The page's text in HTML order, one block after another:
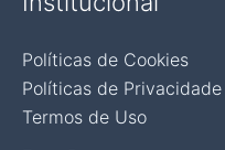
Políticas de Cookies
Políticas de Privacidade
Termos de Uso